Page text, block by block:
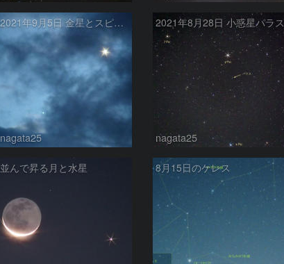
2021年9月5日 金星とスピカの接近
nagata25
2021年8月28日 小惑星パラス
nagata25
並んで昇る月と水星 8月15日のケレス